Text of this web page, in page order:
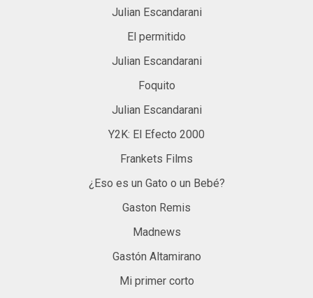
Julian Escandarani
El permitido
Julian Escandarani
Foquito
Julian Escandarani
Y2K: El Efecto 2000
Frankets Films
¿Eso es un Gato o un Bebé?
Gaston Remis
Madnews
Gastón Altamirano
Mi primer corto